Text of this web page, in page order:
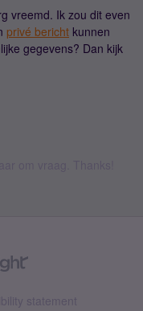
vreemd. Ik zou dit even
privé bericht kunnen
gegevens? Dan kijk
statement